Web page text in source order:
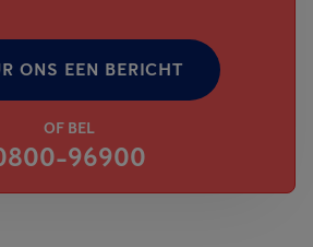
ONS EEN BERICHT
OF BEL
96900